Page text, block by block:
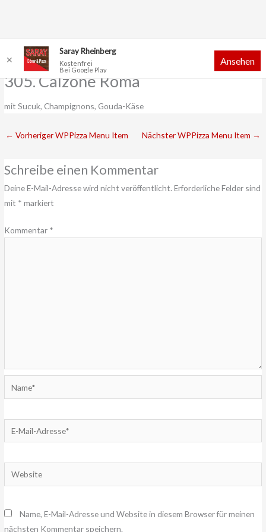
Inhalt
305. Calzone Roma
mit Sucuk, Champignons, Gouda-Käse
← Vorheriger WPPizza Menu Item Nächster WPPizza Menu Item →
Schreibe einen Kommentar
Deine E-Mail-Adresse wird nicht veröffentlicht. Erforderliche Felder sind
mit * markiert
Kommentar *
Mail-
Website
Name, E-Mail-Adresse und Website in diesem Browser für meinen
nächsten Kommentar speichern.
✕
Saray Rheinberg
Kostenfrei
Bei Google Play
Ansehen